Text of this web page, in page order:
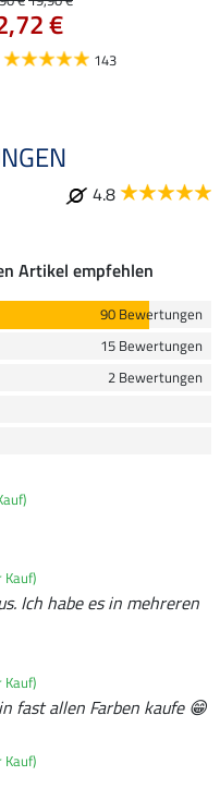
€
143
4.8
Artikel empfehlen
90 Bewertungen
15 Bewertungen
2 Bewertungen
Ich habe es in mehreren
fast allen Farben kaufe 😁